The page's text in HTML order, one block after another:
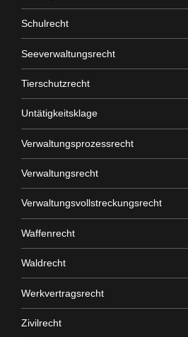
Schulrecht
Seeverwaltungsrecht
Tierschutzrecht
Untätigkeitsklage
Verwaltungsprozessrecht
Verwaltungsrecht
Verwaltungsvollstreckungsrecht
Waffenrecht
Waldrecht
Werkvertragsrecht
Zivilrecht